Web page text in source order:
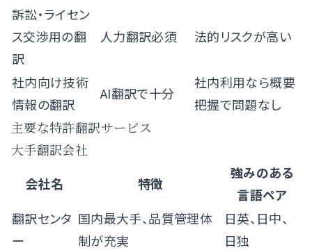
訴訟・ライセン
ス交渉用の翻
訳
人力翻訳必須 法的リスクが高い
社内向け技術
情報の翻訳
AI翻訳で十分
社内利用なら概要
把握で問題なし
主要な特許翻訳サービス
大手翻訳会社
会社名
特徴
強みのある
言語ペア
翻訳センタ
ー
国内最大手、品質管理体
制が充実
日英、日中、
日独